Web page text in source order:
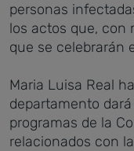
personas
los actos que, con
que se celebrarán
Maria Luisa Real
departamento
programas de la
relacionados con